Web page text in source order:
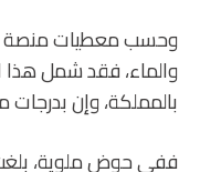
وحسب معطيات منصة
والماء، فقد شمل هذا
بالمملكة، وإن بدرجات